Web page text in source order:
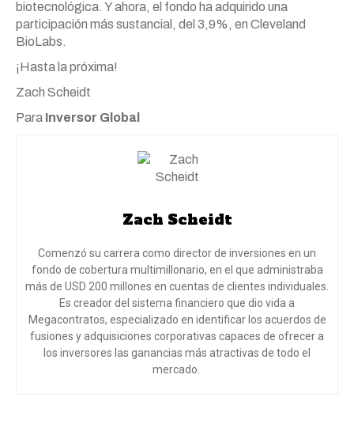
biotecnológica. Y ahora, el fondo ha adquirido una
participación más sustancial, del 3,9%, en Cleveland
BioLabs.
¡Hasta la próxima!
Zach Scheidt
Para Inversor Global
Zach Scheidt
Comenzó su carrera como director de inversiones en un
fondo de cobertura multimillonario, en el que administraba
más de USD 200 millones en cuentas de clientes individuales.
Es creador del sistema financiero que dio vida a
Megacontratos, especializado en identificar los acuerdos de
fusiones y adquisiciones corporativas capaces de ofrecer a
los inversores las ganancias más atractivas de todo el
mercado.